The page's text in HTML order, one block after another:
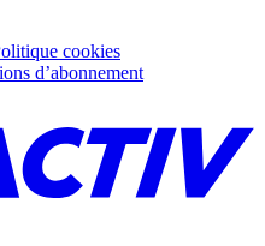
cookies
d’abonnement